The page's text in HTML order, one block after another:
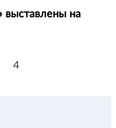
выставлены на
4